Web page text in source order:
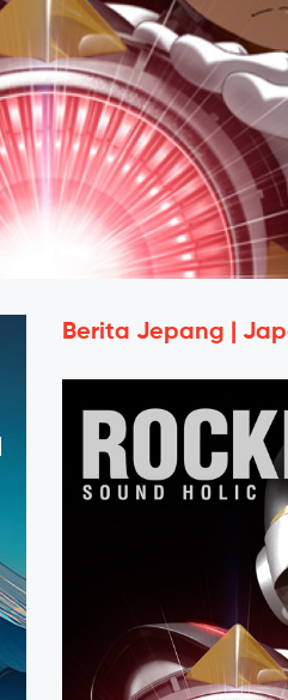
Berita Jepang |